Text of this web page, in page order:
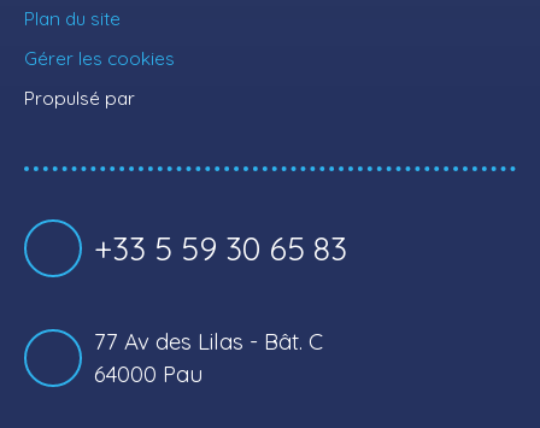
Plan du site
Gérer les cookies
Propulsé par
+33 5 59 30 65 83
77 Av des Lilas - Bât. C
64000 Pau